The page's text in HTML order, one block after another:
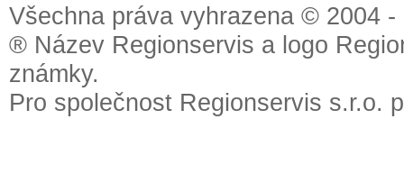
Všechna práva vyhrazena © 2004
® Název Regionservis a logo
známky.
Pro společnost Regionservis s.r.o.